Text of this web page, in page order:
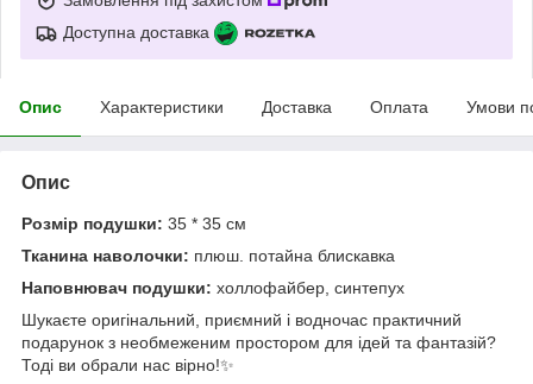
Доступна доставка
Опис Характеристики Доставка Оплата Умови
Опис
Розмір подушки: 35 * 35 см
Тканина наволочки: плюш. потайна блискавка
Наповнювач подушки: холлофайбер, синтепух
Шукаєте оригінальний, приємний і водночас практичний
подарунок з необмеженим простором для ідей та фантазій?
Тоді ви обрали нас вірно!✨